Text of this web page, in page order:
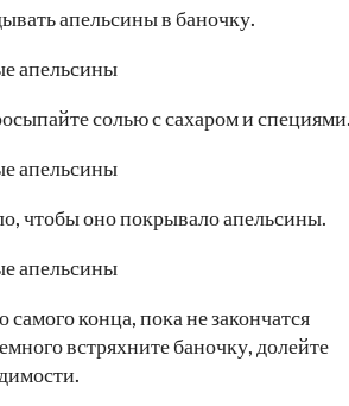
апельсины в баночку.
солью с сахаром и
чтобы оно покрывало апельсины.
самого конца, пока не закончатся
встряхните баночку, долейте